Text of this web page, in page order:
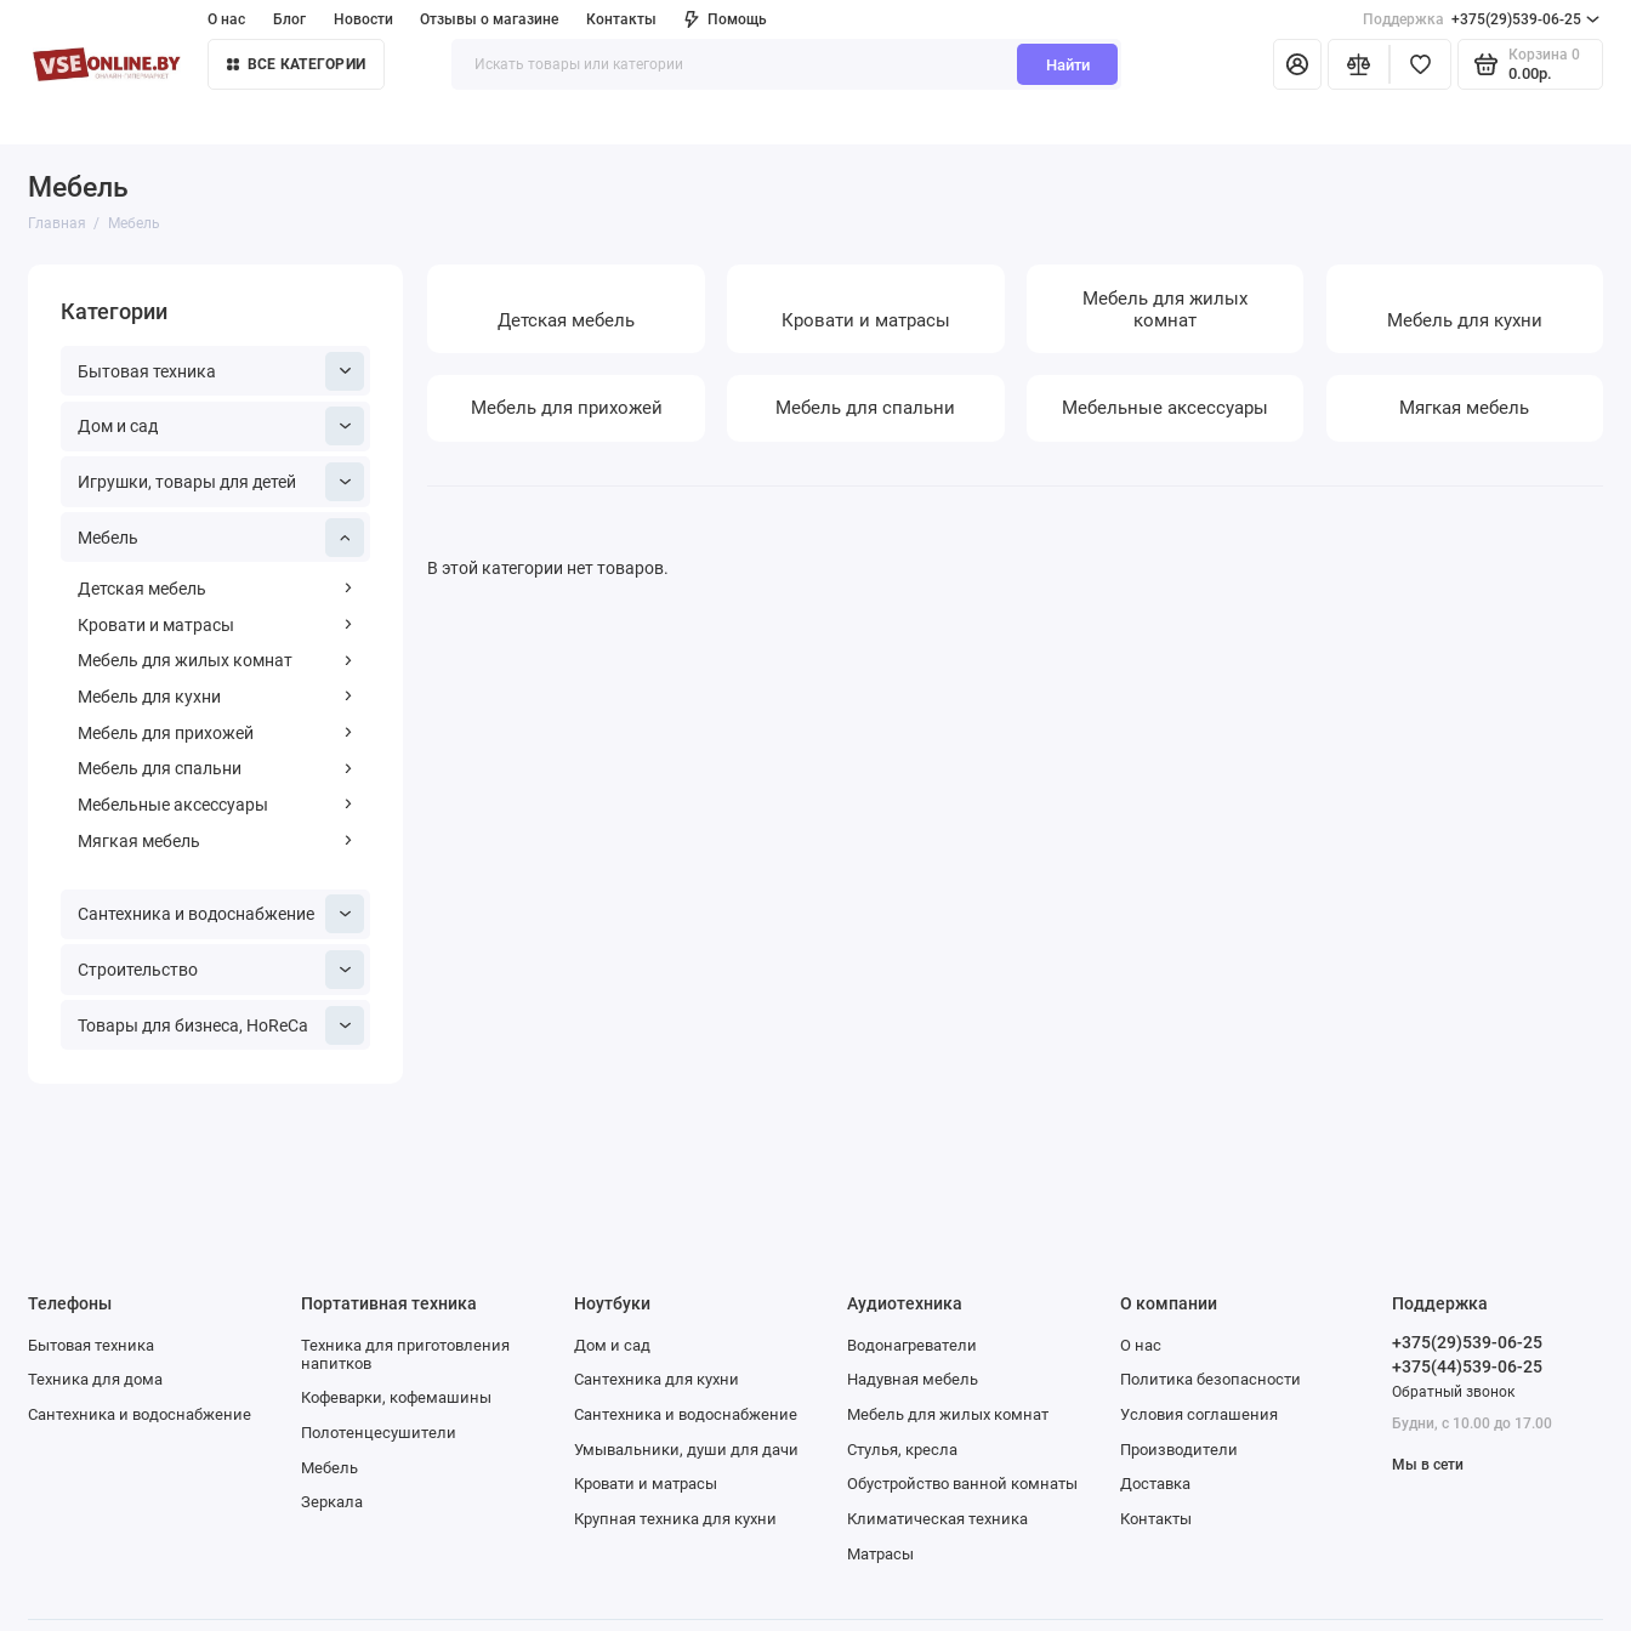
О нас Блог Новости Отзывы о магазине Контакты Помощь Поддержка +375(29)539-06-25
ВСЕ КАТЕГОРИИ Найти
Корзина 0
0.00р.
Мебель
Главная Мебель
Категории
Бытовая техника
Дом и сад
Игрушки, товары для детей
Мебель
Детская мебель
Кровати и матрасы
Мебель для жилых комнат
Мебель для кухни
Мебель для прихожей
Мебель для спальни
Мебельные аксессуары
Мягкая мебель
Сантехника и водоснабжение
Строительство
Товары для бизнеса, HoReCa
Детская мебель Кровати и матрасы
Мебель для жилых
комнат
Мебель для кухни
Мебель для прихожей Мебель для спальни Мебельные аксессуары Мягкая мебель
В этой категории нет товаров.
Телефоны
Бытовая техника
Техника для дома
Сантехника и водоснабжение
Портативная техника
Техника для приготовления
напитков
Кофеварки, кофемашины
Полотенцесушители
Мебель
Зеркала
Ноутбуки
Дом и сад
Сантехника для кухни
Сантехника и водоснабжение
Умывальники, души для дачи
Кровати и матрасы
Крупная техника для кухни
Аудиотехника
Водонагреватели
Надувная мебель
Мебель для жилых комнат
Стулья, кресла
Обустройство ванной комнаты
Климатическая техника
Матрасы
О компании
О нас
Политика безопасности
Условия соглашения
Производители
Доставка
Контакты
Поддержка
+375(29)539-06-25
+375(44)539-06-25
Обратный звонок
Будни, с 10.00 до 17.00
Мы в сети